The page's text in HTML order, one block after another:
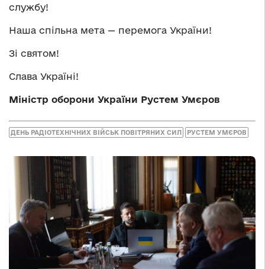
службу!
Наша спільна мета — перемога України!
Зі святом!
Слава Україні!
Міністр оборони України Рустем Умєров
ДЕНЬ РАДІОТЕХНІЧНИХ ВІЙСЬК ПОВІТРЯНИХ СИЛ РУСТЕМ УМЄРОВ